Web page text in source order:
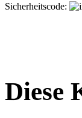
Sicherheitscode:
Diese